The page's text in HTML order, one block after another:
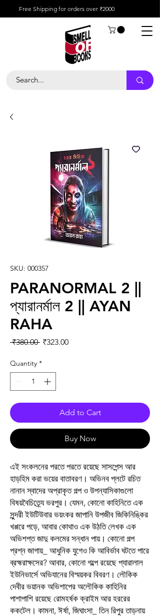
Free Shipping for orders over ₹2000
SKU: 000357
PARANORMAL 2 ||
প্যারানর্মাল 2 || AYAN
RAHA
₹380.00 Regular Price
₹323.00Sale Price
Quantity *
Add to Cart
Buy Now
এই সংকলনের পরতে পরতে রয়েছে সাসপেন্স আর
হাড়হিম করা ভয়ের বাতাবরণ। অভিনব প্লটে রচিত
নানান স্বাদের অপ্রাকৃত গল্প ও উপন্যাসিকাগুলো
বিষয়বৈচিত্র্যে ভরপুর। যেমন, কোনো কাহিনিতে এক
সুন্দরী ইউটিউবার ভয়ংকর জাপানি উপজীব জিকিনিঙ্কির
খপ্পরে পড়ে, আবার কোথাও এক উঠতি লেখক এক
অভিশপ্ত জাদু কলমের সন্ধান পায়। কোনো গল্প
প্রশ্ন জাগায়_ আধুনিক যুগেও কি আবির্ভাব ঘটতে পারে
ব্রহ্মরাক্ষসের? আবার, কোনো গল্পে রয়েছে প্যারালাল
ইউনিভার্সে অভিযানের বিস্ময়কর বিবরণ। লৌকিক
দেবীর ভয়ানক অভিশাপের অলৌকিক কাহিনির
পাশাপাশি রয়েছে রোমহর্ষক ক্রাইম আর হররের
ককটেল। কামনা, ঈর্ষা, জিঘাংসা_ তিন রিপুর তাড়নায়